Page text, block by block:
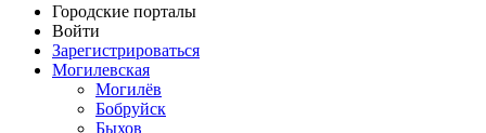
Городские порталы
Войти
Зарегистрироваться
Могилевская
Могилёв
Бобруйск
Быхов